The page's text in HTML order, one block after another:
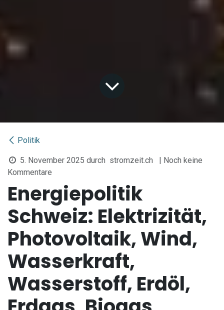
Politik
5. November 2025 durch stromzeit.ch
| Noch keine
Kommentare
Energiepolitik
Schweiz: Elektrizität,
Photovoltaik, Wind,
Wasserkraft,
Wasserstoff, Erdöl,